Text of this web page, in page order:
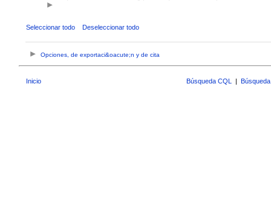
Seleccionar todo Deseleccionar todo
Opciones, de exportaci&oacute;n y de cita
Inicio Búsqueda CQL |